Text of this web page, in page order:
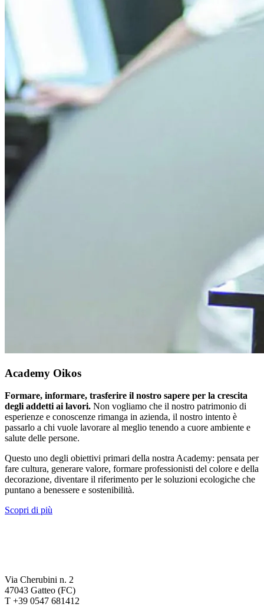
Academy Oikos
Formare, informare, trasferire il nostro sapere per la crescita
degli addetti ai lavori. Non vogliamo che il nostro patrimonio di
esperienze e conoscenze rimanga in azienda, il nostro intento è
passarlo a chi vuole lavorare al meglio tenendo a cuore ambiente e
salute delle persone.
Questo uno degli obiettivi primari della nostra Academy: pensata per
fare cultura, generare valore, formare professionisti del colore e della
decorazione, diventare il riferimento per le soluzioni ecologiche che
puntano a benessere e sostenibilità.
Scopri di più
Via Cherubini n. 2
47043 Gatteo (FC)
T +39 0547 681412